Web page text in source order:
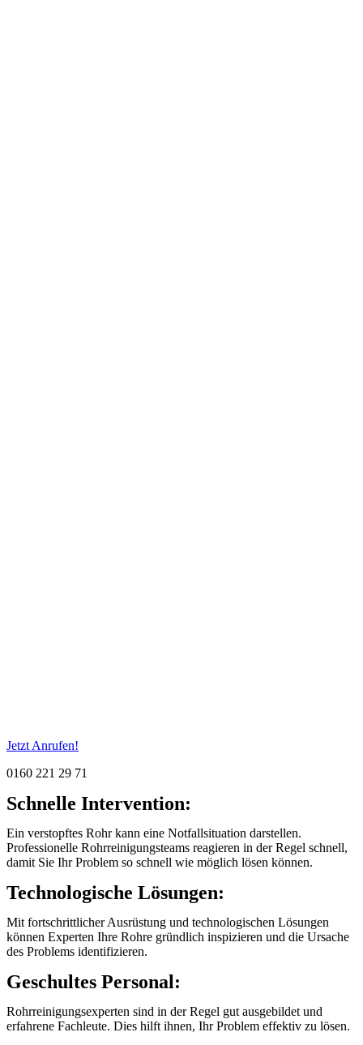
Jetzt Anrufen!
0160 221 29 71
Schnelle Intervention:
Ein verstopftes Rohr kann eine Notfallsituation darstellen.
Professionelle Rohrreinigungsteams reagieren in der Regel schnell,
damit Sie Ihr Problem so schnell wie möglich lösen können.
Technologische Lösungen:
Mit fortschrittlicher Ausrüstung und technologischen Lösungen
können Experten Ihre Rohre gründlich inspizieren und die Ursache
des Problems identifizieren.
Geschultes Personal:
Rohrreinigungsexperten sind in der Regel gut ausgebildet und
erfahrene Fachleute. Dies hilft ihnen, Ihr Problem effektiv zu lösen.